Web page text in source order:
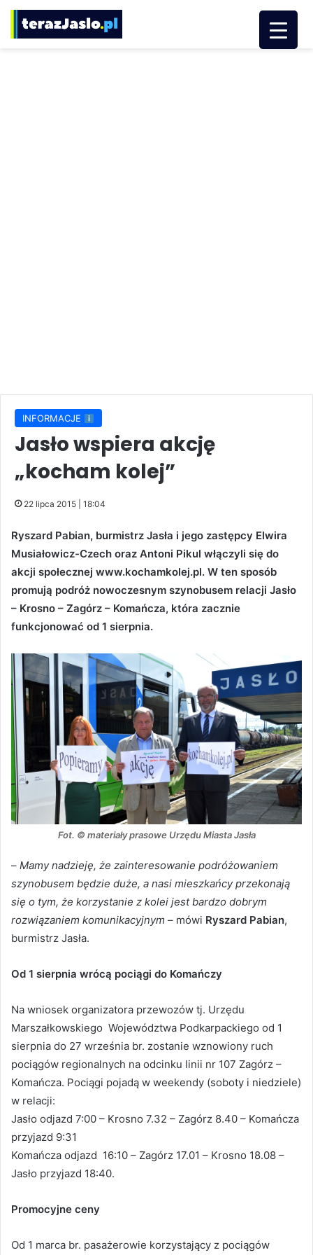
INFORMACJE
Jasło wspiera akcję
„kocham kolej”
22 lipca 2015 | 18:04
Ryszard Pabian, burmistrz Jasła i jego zastępcy Elwira
Musiałowicz-Czech oraz Antoni Pikul włączyli się do
akcji społecznej www.kochamkolej.pl. W ten sposób
promują podróż nowoczesnym szynobusem relacji Jasło
– Krosno – Zagórz – Komańcza, która zacznie
funkcjonować od 1 sierpnia.
Fot. © materiały prasowe Urzędu Miasta Jasła
– Mamy nadzieję, że zainteresowanie podróżowaniem
szynobusem będzie duże, a nasi mieszkańcy przekonają
się o tym, że korzystanie z kolei jest bardzo dobrym
rozwiązaniem komunikacyjnym – mówi Ryszard Pabian,
burmistrz Jasła.
Od 1 sierpnia wrócą pociągi do Komańczy
Na wniosek organizatora przewozów tj. Urzędu
Marszałkowskiego Województwa Podkarpackiego od 1
sierpnia do 27 września br. zostanie wznowiony ruch
pociągów regionalnych na odcinku linii nr 107 Zagórz –
Komańcza. Pociągi pojadą w weekendy (soboty i niedziele)
w relacji:
Jasło odjazd 7:00 – Krosno 7.32 – Zagórz 8.40 – Komańcza
przyjazd 9:31
Komańcza odjazd 16:10 – Zagórz 17.01 – Krosno 18.08 –
Jasło przyjazd 18:40.
Promocyjne ceny
Od 1 marca br. pasażerowie korzystający z pociągów